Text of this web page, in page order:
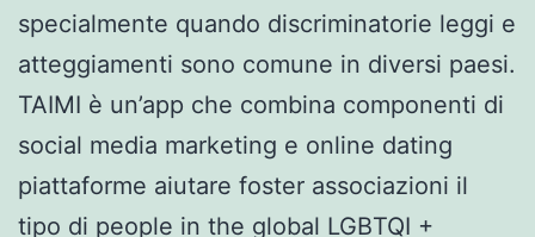
specialmente quando discriminatorie leggi e
atteggiamenti sono comune in diversi paesi.
TAIMI è un’app che combina componenti di
social media marketing e online dating
piattaforme aiutare foster associazioni il
tipo di people in the global LGBTQI +